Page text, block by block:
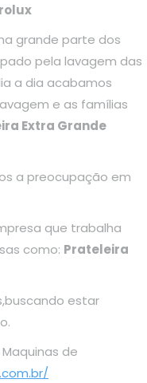
grande parte dos
pela lavagem das
a dia acabamos
e as famílias
Extra Grande
a preocupação em
que trabalha
como: Prateleira
estar
de